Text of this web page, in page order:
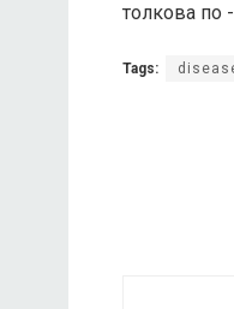
толкова по
Tags: